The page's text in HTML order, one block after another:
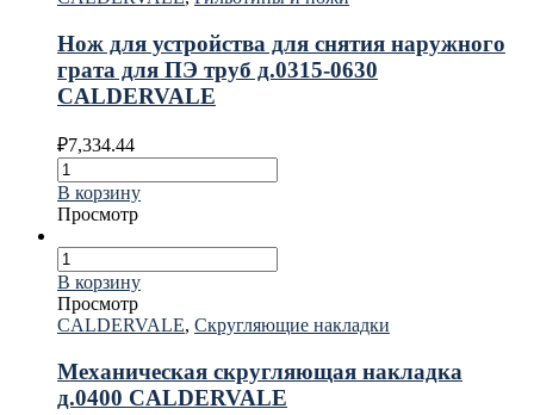
Нож для устройства для снятия наружного
грата для ПЭ труб д.0315-0630
CALDERVALE
₽7,334.44
В корзину
Просмотр
В корзину
Просмотр
CALDERVALE, Скругляющие накладки
Механическая скругляющая накладка
д.0400 CALDERVALE